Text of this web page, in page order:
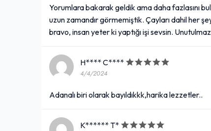
Yorumlara bakarak geldik ama daha fazlasını
uzun zamandır görmemiştik. Çayları dahil her
bravo, insan yeter ki yaptığı işi sevsin.
H**** C****
4/4/2024
Adanalı biri olarak bayıldıkkk,harika lezzetler..
K****** T*